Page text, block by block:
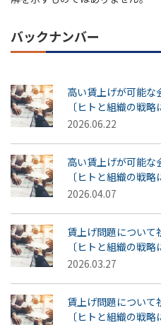
バックナンバー
高い賃上げが可能
〔ヒトと組織の戦
2026.06.22
高い賃上げが可能な
〔ヒトと組織の戦
2026.04.07
賃上げ問題について
〔ヒトと組織の戦
2026.03.27
賃上げ問題について
〔ヒトと組織の戦